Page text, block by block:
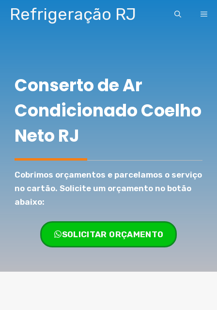
Pular
paraRefrigeração RJ
Conserto de Ar
Condicionado Coelho
Neto RJ
Cobrimos orçamentos e parcelamos o serviço
no cartão. Solicite um orçamento no botão
abaixo:
SOLICITAR ORÇAMENTO